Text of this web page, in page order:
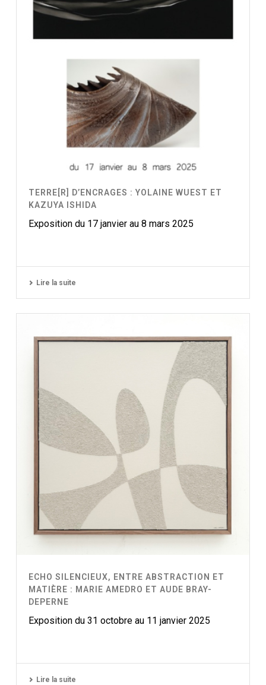
TERRE[R] D’ENCRAGES : YOLAINE WUEST ET
KAZUYA ISHIDA
Exposition du 17 janvier au 8 mars 2025
Lire la suite
ECHO SILENCIEUX, ENTRE ABSTRACTION ET
MATIÈRE : MARIE AMEDRO ET AUDE BRAY-
DEPERNE
Exposition du 31 octobre au 11 janvier 2025
Lire la suite